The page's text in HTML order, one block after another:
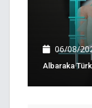
06/08/
Albaraka